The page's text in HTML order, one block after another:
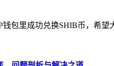
包里成功兑换SHIB币，希